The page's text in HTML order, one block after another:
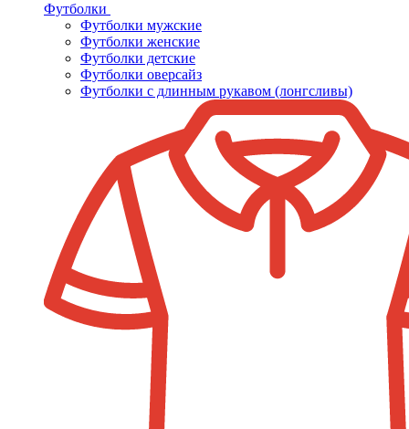
Футболки
Футболки мужские
Футболки женские
Футболки детские
Футболки оверсайз
Футболки с длинным рукавом (лонгсливы)